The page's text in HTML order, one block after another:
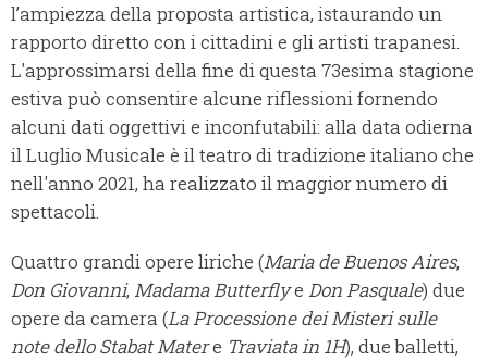
l’ampiezza della proposta artistica, istaurando un
rapporto diretto con i cittadini e gli artisti trapanesi.
L'approssimarsi della fine di questa 73esima stagione
estiva può consentire alcune riflessioni fornendo
alcuni dati oggettivi e inconfutabili: alla data odierna
il Luglio Musicale è il teatro di tradizione italiano che
nell'anno 2021, ha realizzato il maggior numero di
spettacoli.
Quattro grandi opere liriche (Maria de Buenos Aires,
Don Giovanni, Madama Butterflye Don Pasquale) due
opere da camera (La Processione dei Misteri sulle
note dello Stabat Matere Traviata in 1H), due balletti,